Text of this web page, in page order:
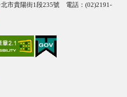
市貴陽街1段235號 電話：(02)2191-